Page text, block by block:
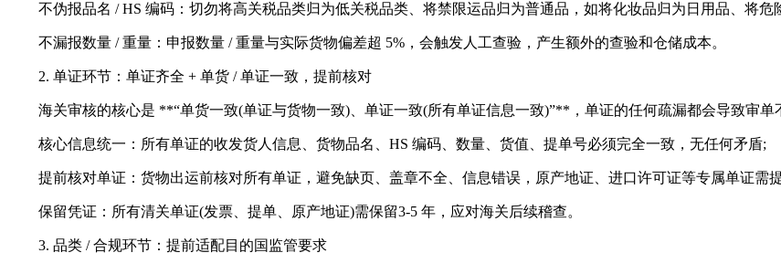
不伪报品名 / HS 编码：切勿将高关税品类归为低关税品类、将禁限运品归为普通品，如将化妆品归为日用品、将危
不漏报数量 / 重量：申报数量 / 重量与实际货物偏差超 5%，会触发人工查验，产生额外的查验和仓储成本。
2. 单证环节：单证齐全 + 单货 / 单证一致，提前核对
海关审核的核心是 **“单货一致(单证与货物一致)、单证一致(所有单证信息一致)”**，单证的任何疏漏都会导致审单
核心信息统一：所有单证的收发货人信息、货物品名、HS 编码、数量、货值、提单号必须完全一致，无任何矛盾;
提前核对单证：货物出运前核对所有单证，避免缺页、盖章不全、信息错误，原产地证、进口许可证等专属单证需
保留凭证：所有清关单证(发票、提单、原产地证)需保留3-5 年，应对海关后续稽查。
3. 品类 / 合规环节：提前适配目的国监管要求